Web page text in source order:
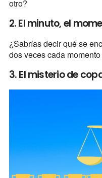
otro?
2. El minuto, el
¿Sabrías decir qué se
dos veces cada
3. El misterio de